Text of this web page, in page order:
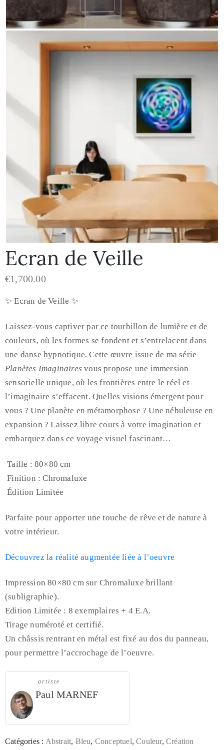
Ecran de Veille
€1,700.00
✨ Ecran de Veille ✨
Laissez-vous captiver par ce tourbillon de lumière et de
couleurs, où les formes se fondent et s’entrelacent dans
une danse hypnotique. Cette œuvre issue de ma série
Planètes Imaginaires vous propose une immersion
sensorielle unique, où les frontières entre le réel et
l’imaginaire s’effacent. Quelles visions émergent pour
vous ? Une planète en métamorphose ? Une nébuleuse en
expansion ? Laissez libre cours à votre imagination et
embarquez dans ce voyage visuel fascinant…
Taille : 80×80 cm
Finition : Chromaluxe
Édition Limitée
Parfaite pour apporter une touche de rêve et de nature à
votre intérieur.
Découvrez la réalité augmentée liée à l’oeuvre
Impression 80×80 cm sur Chromaluxe brillant
(subligraphie).
Edition Limitée : 8 exemplaires + 4 E.A.
Tirage numéroté et certifié.
Un châssis rentrant en métal est fixé au dos du panneau,
pour permettre l’accrochage de l’oeuvre.
artiste
Paul MARNEF
Catégories : Abstrait, Bleu, Conceptuel,Couleur,Création